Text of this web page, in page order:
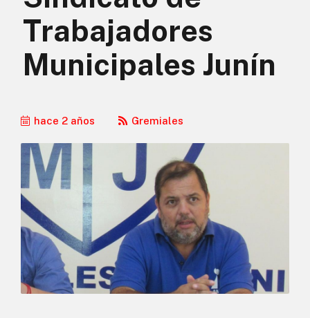
Trabajadores
Municipales Junín
hace 2 años Gremiales